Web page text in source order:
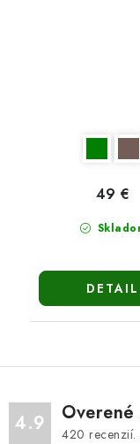
49 €
DETAIL
4.9 420 recenzií.